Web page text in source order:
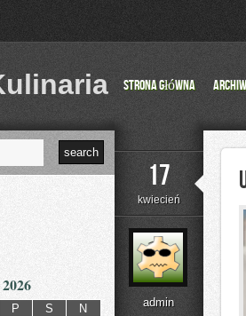
Strona główna
17
kwiecień
admin
P S
N